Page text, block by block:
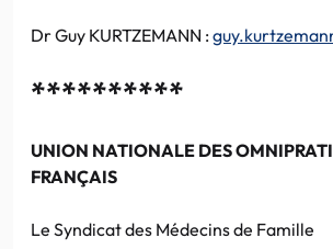
Dr Guy KURTZEMANN :
**********
UNION NATIONALE DES
FRANÇAIS
Le Syndicat des Médecins de Famille